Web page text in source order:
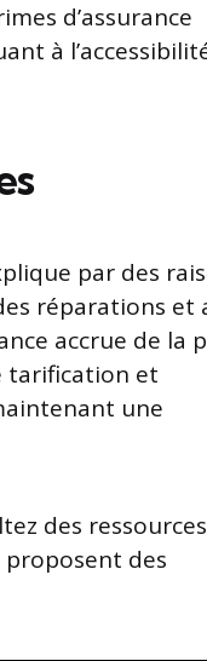
d’assurance
à
par des
réparations et
accrue de la
tarification et
une
des ressources
proposent des